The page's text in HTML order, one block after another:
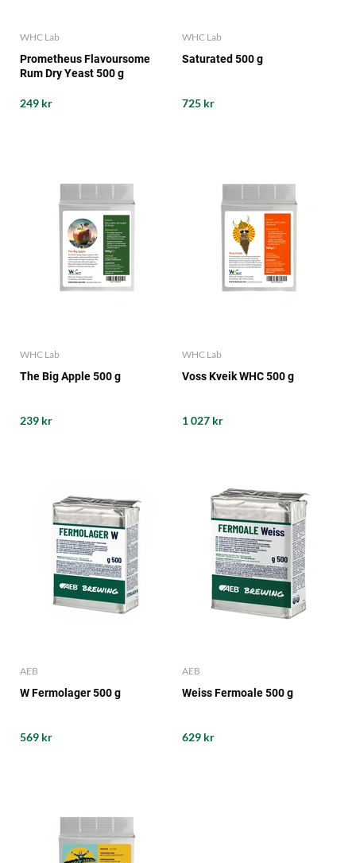
WHC Lab
Prometheus Flavoursome
Rum Dry Yeast 500 g
249 kr
WHC Lab
Saturated 500 g
725 kr
WHC Lab
The Big Apple 500 g
239 kr
WHC Lab
Voss Kveik WHC 500 g
1 027 kr
AEB
W Fermolager 500 g
569 kr
AEB
Weiss Fermoale 500 g
629 kr